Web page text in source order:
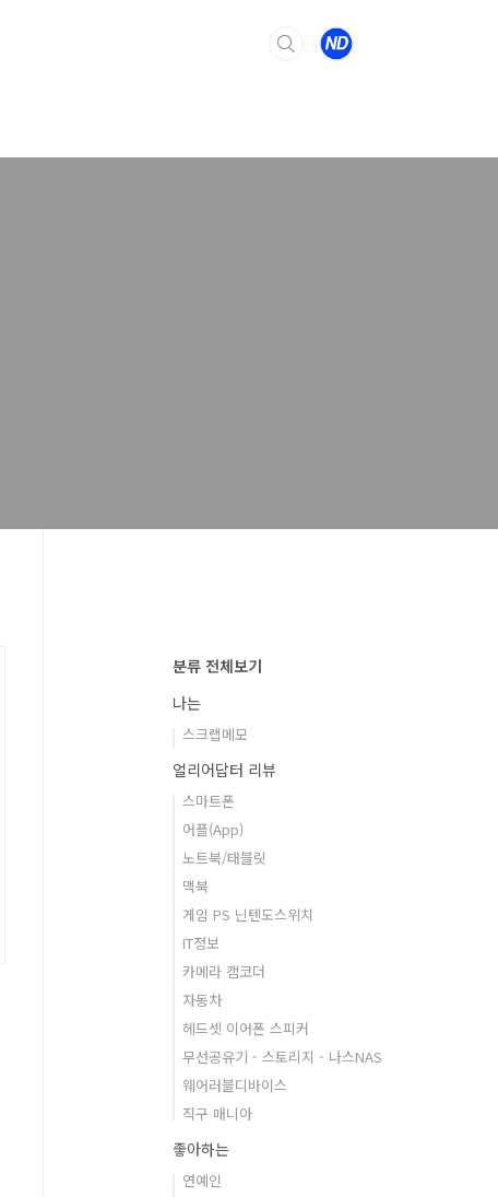
분류 전체보기
나는
스크랩메모
얼리어답터 리뷰
스마트폰
어플(App)
노트북/태블릿
맥북
게임 PS 닌텐도스위치
IT정보
카메라 캠코더
자동차
헤드셋 이어폰 스피커
무선공유기 - 스토리지 - 나스NAS
웨어러블디바이스
직구 매니아
좋아하는
연예인